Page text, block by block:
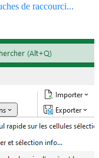
de raccourci...